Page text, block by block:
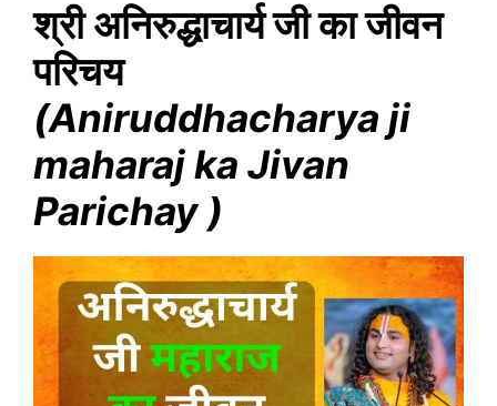
श्री अनिरुद्धाचार्य जी का जीवन
परिचय
(Aniruddhacharya ji
maharaj ka Jivan
Parichay )